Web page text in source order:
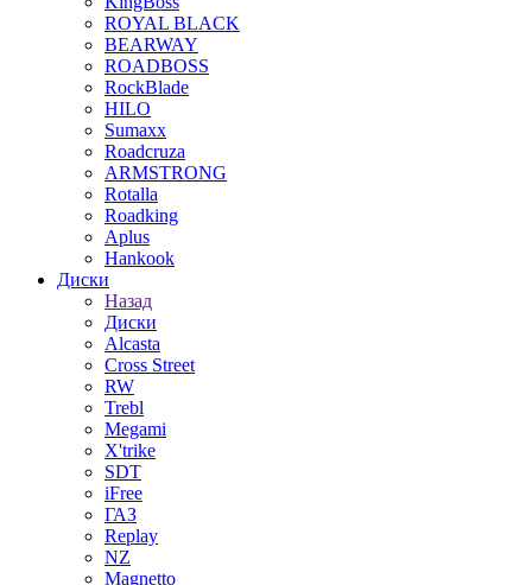
ROYAL BLACK
BEARWAY
ROADBOSS
RockBlade
HILO
Sumaxx
Roadcruza
ARMSTRONG
Rotalla
Roadking
Aplus
Hankook
Диски
Назад
Диски
Alcasta
Cross Street
RW
Trebl
Megami
X'trike
SDT
iFree
ГАЗ
Replay
NZ
Magnetto